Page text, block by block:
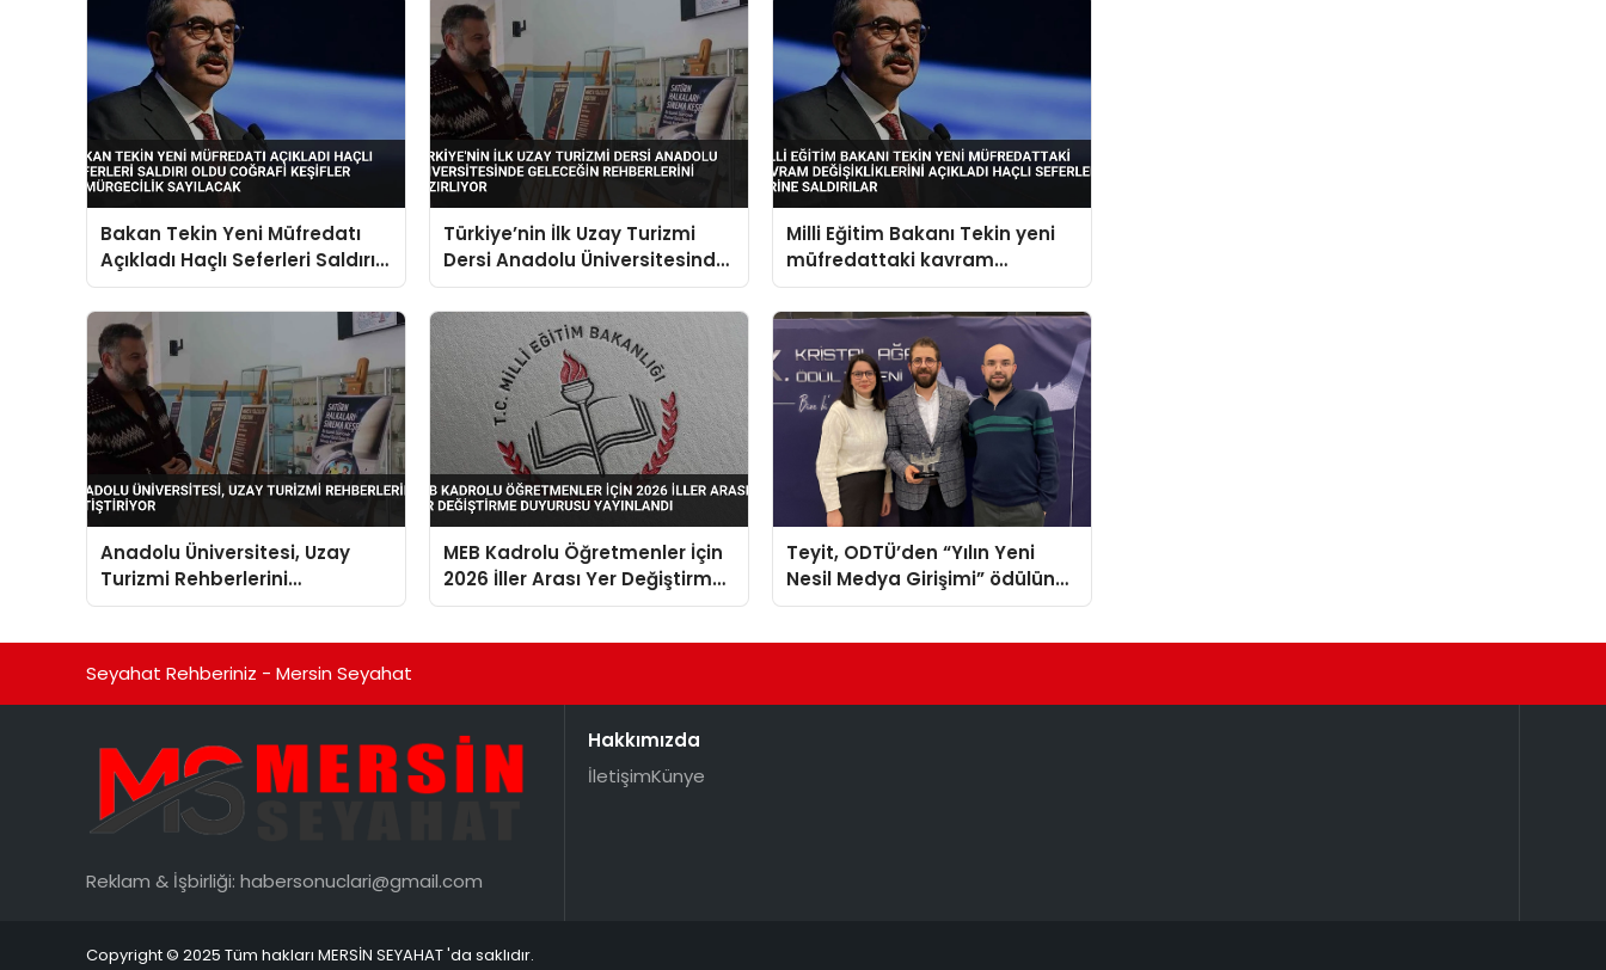
Bakan Tekin Yeni Müfredatı
Açıkladı Haçlı Seferleri Saldırı
Oldu Coğrafi Keşifler
Sömürgecilik Sayılacak
Türkiye’nin İlk Uzay Turizmi
Dersi Anadolu Üniversitesinde
Geleceğin Rehberlerini
Hazırlıyor
Milli Eğitim Bakanı Tekin yeni
müfredattaki kavram
değişikliklerini açıkladı Haçlı
Seferleri yerine saldırılar
Anadolu Üniversitesi, Uzay
Turizmi Rehberlerini
Yetiştiriyor
MEB Kadrolu Öğretmenler İçin
2026 İller Arası Yer Değiştirme
Duyurusu Yayınlandı
Teyit, ODTÜ’den “Yılın Yeni
Nesil Medya Girişimi” ödülünü
aldı
Seyahat Rehberiniz - Mersin Seyahat
Reklam & İşbirliği: habersonuclari@gmail.com
Hakkımızda
İletişimKünye
Copyright © 2025 Tüm hakları MERSİN SEYAHAT 'da saklıdır.